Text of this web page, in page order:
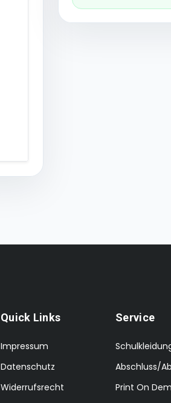
Quick Links
Impressum
Datenschutz
Widerrufsrecht
Service
Abschluss/
Print On